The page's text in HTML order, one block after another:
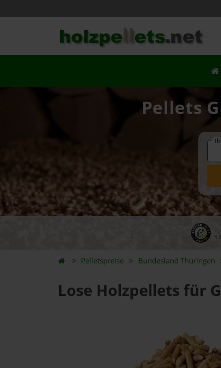
Pellets
Pelletspreise Bundesland Thüringen
Lose Holzpellets für